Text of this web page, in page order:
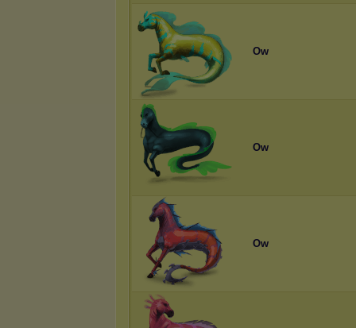
Ow
Ow
Ow